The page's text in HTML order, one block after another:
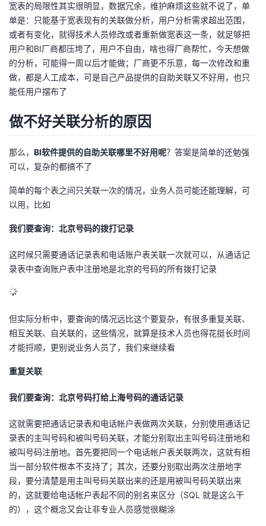
藏
宽表的局限性其实很明显，数据冗余，维护麻烦这些就不说了，单
单是：只能基于宽表现有的关联做分析，用户分析需求超出范围，
或者有变化，就得技术人员修改或者重新做宽表这一条，就足够把
用户和BI厂商都压垮了，用户不自由，啥也得厂商帮忙，今天想做
的分析，可能得一周以后才能做；厂商更不乐意，每一次修改和重
做，都是人工成本，可是自己产品提供的自助关联又不好用，也只
能任用户摆布了
做不好关联分析的原因
那么， BI软件提供的自助关联哪里不好用呢？答案是简单的还勉强
可以，复杂的都搞不了
简单的每个表之间只关联一次的情况，业务人员可能还能理解，可
以用，比如
我们要查询：北京号码的拨打记录
这时候只需要通话记录表和电话账户表关联一次就可以，从通话记
录表中查询账户表中注册地是北京的号码的所有拨打记录
但实际分析中，要查询的情况远比这个要复杂，有很多重复关联、
相互关联、自关联的，这些情况，就算是技术人员也得花挺长时间
才能捋顺，更别说业务人员了，我们来继续看
重复关联
我们要查询：北京号码打给上海号码的通话记录
这就需要把通话记录表和电话帐户表做两次关联，分别使用通话记
录表的主叫号码和被叫号码关联，才能分别取出主叫号码注册地和
被叫号码注册地。首先要把同一个电话帐户表关联两次，这就有相
当一部分软件根本不支持了；其次，还要分别取出两次注册地字
段，要分清楚是用主叫号码关联出来的还是用被叫号码关联出来
的，这就要给电话帐户表起不同的别名来区分（SQL 就是这么干
的），这个概念又会让非专业人员感觉很糊涂